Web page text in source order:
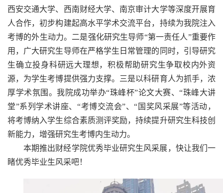
西安交通大学、西南财经大学、南京审计大学等深度开展育
人合作，初步构建起高水平学术交流平台，持续为我院注入
考博的外生动力。二是强化研究生导师“第一责任人”重要作
用，广大研究生导师在严格学生日常管理的同时，引导研究
生确立投身科研远大理想，积极帮助研究生争取校内外资
源，为学生考博提供强力支撑。三是以科研育人为抓手，浓
厚学术氛围。我院成功举办“珠峰杯”论文大赛、“珠峰大讲
堂”系列学术讲座、“考博交流会”、“国奖风采展”等活动，
将考博纳入学生综合素质测评奖励，持续提升研究生科技创
新能力，增强研究生考博内生动力。
本期推出财经学院优秀毕业研究生风采展，快让我们一
睹优秀毕业生风采吧！